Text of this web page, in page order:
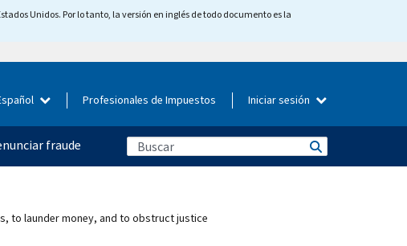
Unidos. Por lo tanto, la versión en inglés de todo documento es la
Profesionales de Impuestos Iniciar sesión
fraude
to launder money, and to obstruct justice